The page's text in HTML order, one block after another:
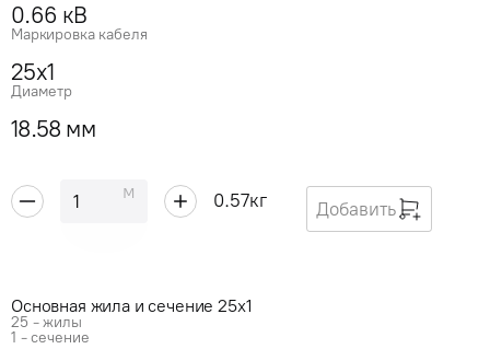
0.66 кВ
Маркировка кабеля
25x1
Диаметр
18.58 мм
м 0.57кг Добавить
Основная жила и сечение 25x1
25 - жилы
1 - сечение